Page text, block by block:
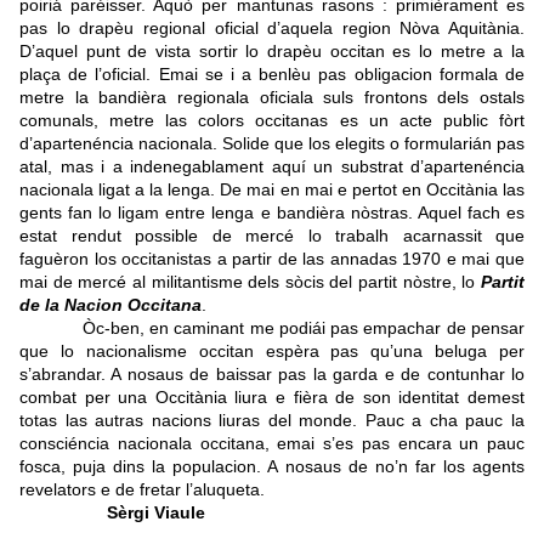
poiriá paréisser. Aquò per mantunas rasons : primièrament es
pas lo drapèu regional oficial d’aquela region Nòva Aquitània.
D’aquel punt de vista sortir lo drapèu occitan es lo metre a la
plaça de l’oficial. Emai se i a benlèu pas obligacion formala de
metre la bandièra regionala oficiala suls frontons dels ostals
comunals, metre las colors occitanas es un acte public fòrt
d’apartenéncia nacionala. Solide que los elegits o formularián pas
atal, mas i a indenegablament aquí un substrat d’apartenéncia
nacionala ligat a la lenga. De mai en mai e pertot en Occitània las
gents fan lo ligam entre lenga e bandièra nòstras. Aquel fach es
estat rendut possible de mercé lo trabalh acarnassit que
faguèron los occitanistas a partir de las annadas 1970 e mai que
mai de mercé al militantisme dels sòcis del partit nòstre, lo Partit
de la Nacion Occitana.
Òc-ben, en caminant me podiái pas empachar de pensar
que lo nacionalisme occitan espèra pas qu’una beluga per
s’abrandar. A nosaus de baissar pas la garda e de contunhar lo
combat per una Occitània liura e fièra de son identitat demest
totas las autras nacions liuras del monde. Pauc a cha pauc la
consciéncia nacionala occitana, emai s’es pas encara un pauc
fosca, puja dins la populacion. A nosaus de no’n far los agents
revelators e de fretar l’aluqueta.
Sèrgi Viaule